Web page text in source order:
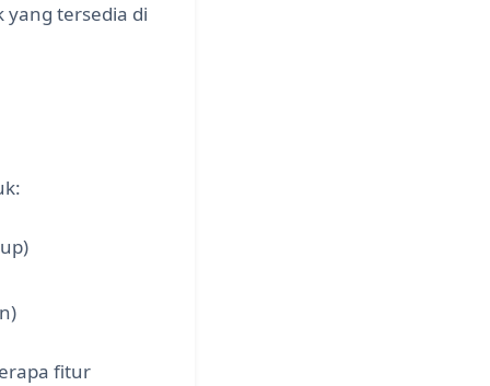
tersedia di
fitur